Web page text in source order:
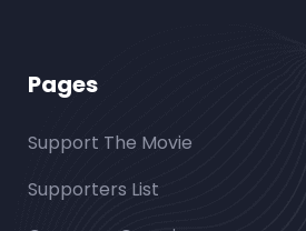
Pages
Support The Movie
Supporters List